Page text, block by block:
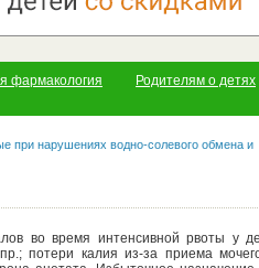
фармакология Родителям о детях
при нарушениях водно-солевого обмена и
во время интенсивной рвоты у
потери калия из-за приема